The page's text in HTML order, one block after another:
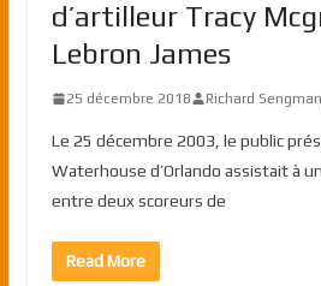
d’artilleur Tracy
Lebron James
25 décembre 2018 Richard
Le 25 décembre 2003, le public
Waterhouse d’Orlando assistait à
entre deux scoreurs de
Read More